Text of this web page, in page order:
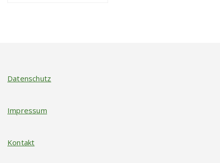
Datenschutz
Impressum
Kontakt